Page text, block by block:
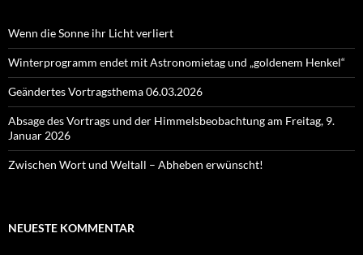
Wenn die Sonne ihr Licht verliert
Winterprogramm endet mit Astronomietag und „goldenem Henkel“
Geändertes Vortragsthema 06.03.2026
Absage des Vortrags und der Himmelsbeobachtung am Freitag, 9.
Januar 2026
Zwischen Wort und Weltall – Abheben erwünscht!
NEUESTE KOMMENTAR